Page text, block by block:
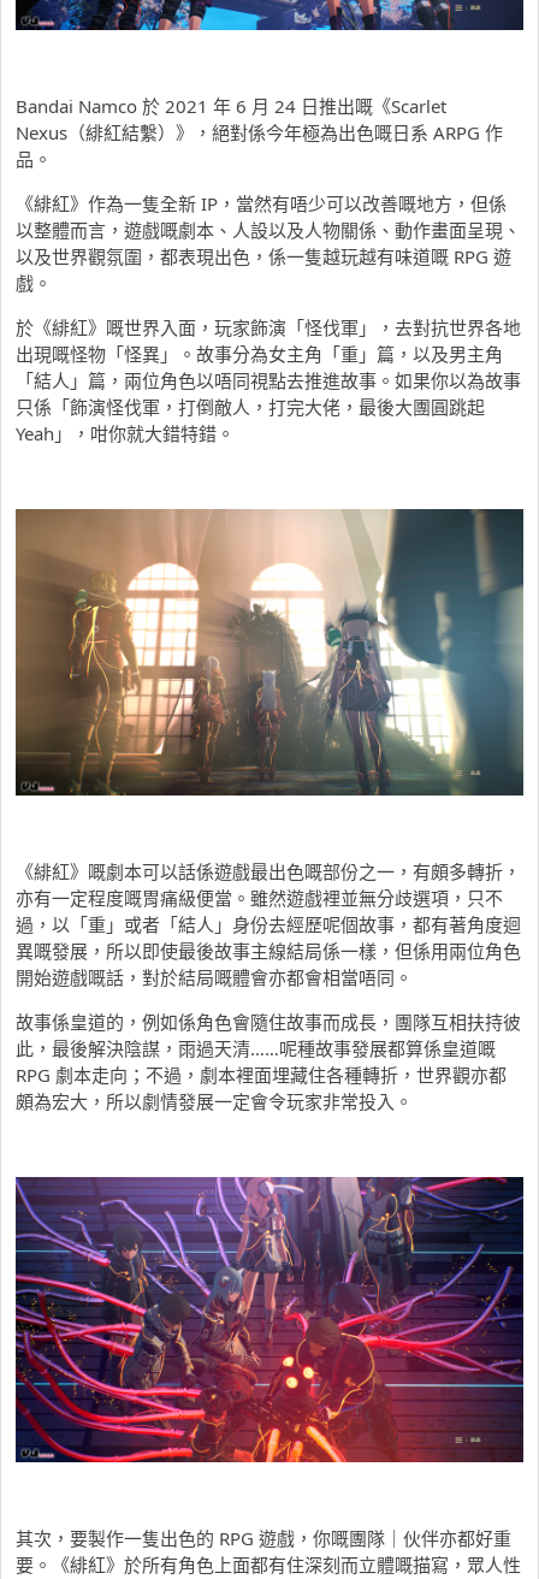
Bandai Namco 於 2021 年 6 月 24 日推出嘅《Scarlet
Nexus（緋紅結繫）》，絕對係今年極為出色嘅日系 ARPG 作
品。
《緋紅》作為一隻全新 IP，當然有唔少可以改善嘅地方，但係
以整體而言，遊戲嘅劇本、人設以及人物關係、動作畫面呈現、
以及世界觀氛圍，都表現出色，係一隻越玩越有味道嘅 RPG 遊
戲。
於《緋紅》嘅世界入面，玩家飾演「怪伐軍」，去對抗世界各地
出現嘅怪物「怪異」。故事分為女主角「重」篇，以及男主角
「結人」篇，兩位角色以唔同視點去推進故事。如果你以為故事
只係「飾演怪伐軍，打倒敵人，打完大佬，最後大團圓跳起
Yeah」，咁你就大錯特錯。
《緋紅》嘅劇本可以話係遊戲最出色嘅部份之一，有頗多轉折，
亦有一定程度嘅胃痛級便當。雖然遊戲裡並無分歧選項，只不
過，以「重」或者「結人」身份去經歷呢個故事，都有著角度迴
異嘅發展，所以即使最後故事主線結局係一樣，但係用兩位角色
開始遊戲嘅話，對於結局嘅體會亦都會相當唔同。
故事係皇道的，例如係角色會隨住故事而成長，團隊互相扶持彼
此，最後解決陰謀，雨過天清……呢種故事發展都算係皇道嘅
RPG 劇本走向；不過，劇本裡面埋藏住各種轉折，世界觀亦都
頗為宏大，所以劇情發展一定會令玩家非常投入。
其次，要製作一隻出色的 RPG 遊戲，你嘅團隊｜伙伴亦都好重
要。《緋紅》於所有角色上面都有住深刻而立體嘅描寫，眾人性